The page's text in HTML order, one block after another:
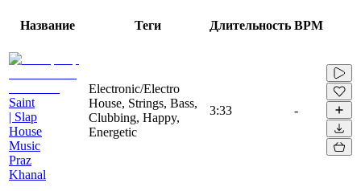
Название Теги Длительность BPM
Saint
| Slap
House
Music
Praz
Khanal
Electronic/Electro
House, Strings, Bass,
Clubbing, Happy,
Energetic
3:33 -